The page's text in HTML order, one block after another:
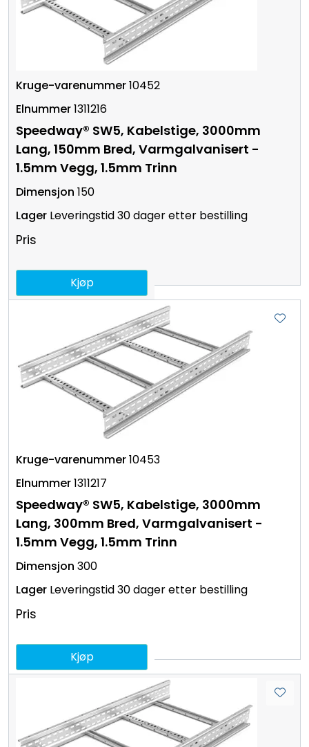
10452
1311216
Speedway® SW5, Kabelstige, 3000mm
Lang, 150mm Bred, Varmgalvanisert -
1.5mm Vegg, 1.5mm Trinn
150
Leveringstid 30 dager etter bestilling
Pris
Kjøp
10453
1311217
Speedway® SW5, Kabelstige, 3000mm
Lang, 300mm Bred, Varmgalvanisert -
1.5mm Vegg, 1.5mm Trinn
300
Leveringstid 30 dager etter bestilling
Pris
Kjøp